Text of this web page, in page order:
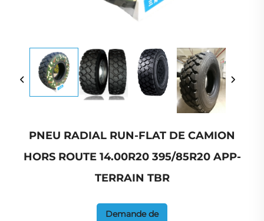
PNEU RADIAL RUN-FLAT DE CAMION
HORS ROUTE 14.00R20 395/85R20 APP-
TERRAIN TBR
Demande de